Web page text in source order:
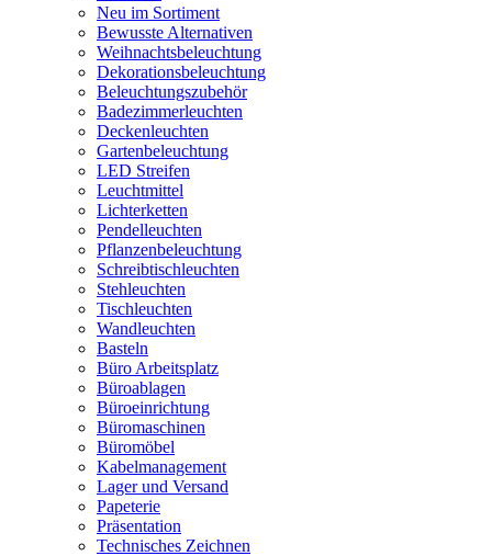
Neu im Sortiment
Bewusste Alternativen
Weihnachtsbeleuchtung
Dekorationsbeleuchtung
Beleuchtungszubehör
Badezimmerleuchten
Deckenleuchten
Gartenbeleuchtung
LED Streifen
Leuchtmittel
Lichterketten
Pendelleuchten
Pflanzenbeleuchtung
Schreibtischleuchten
Stehleuchten
Tischleuchten
Wandleuchten
Basteln
Büro Arbeitsplatz
Büroablagen
Büroeinrichtung
Büromaschinen
Büromöbel
Kabelmanagement
Lager und Versand
Papeterie
Präsentation
Technisches Zeichnen